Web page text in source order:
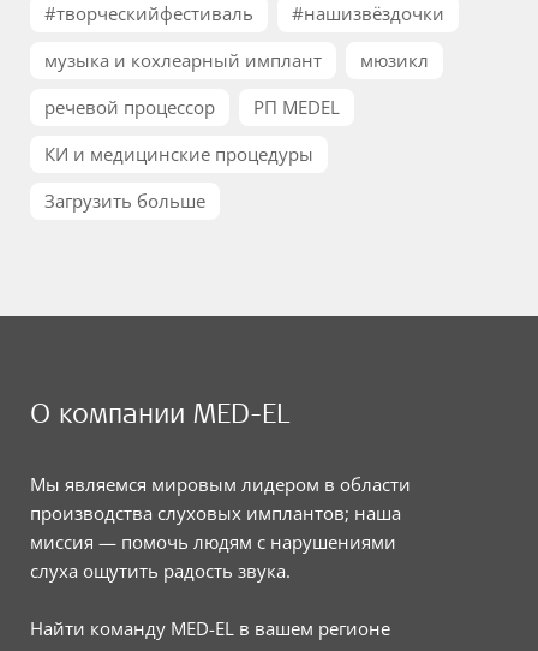
#творческийфестиваль
#нашизвёздочки
музыка и кохлеарный имплант
мюзикл
речевой процессор
РП MEDEL
КИ и медицинские процедуры
Загрузить больше
О компании MED-EL
Мы являемся мировым лидером в области
производства слуховых имплантов; наша
миссия — помочь людям с нарушениями
слуха ощутить радость звука.
Найти команду MED-EL в вашем регионе